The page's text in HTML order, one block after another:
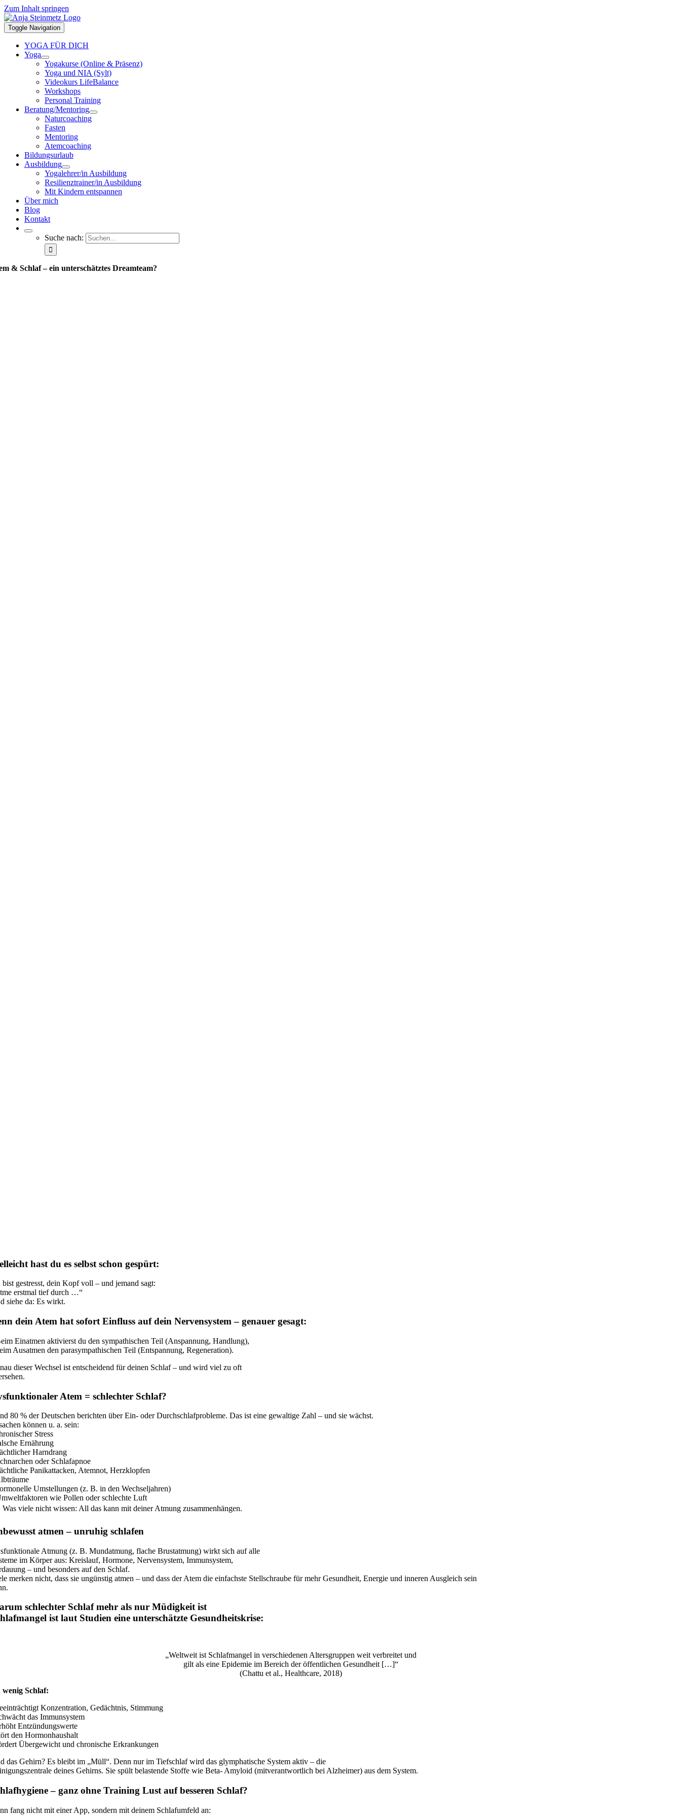
Zum Inhalt springen
Toggle Navigation
YOGA FÜR DICH
Yoga
Yogakurse (Online & Präsenz)
Yoga und NIA (Sylt)
Videokurs LifeBalance
Workshops
Personal Training
Beratung/Mentoring
Naturcoaching
Fasten
Mentoring
Atemcoaching
Bildungsurlaub
Ausbildung
Yogalehrer/in Ausbildung
Resilienztrainer/in Ausbildung
Mit Kindern entspannen
Über mich
Blog
Kontakt
Suche nach:
& Schlaf – ein unterschätztes Dreamteam?
hast du es selbst schon gespürt:
bist gestresst, dein Kopf voll – und jemand sagt:
erstmal tief durch …“
siehe da: Es wirkt.
dein Atem hat sofort Einfluss auf dein Nervensystem – genauer gesagt:
Einatmen aktivierst du den sympathischen Teil (Anspannung, Handlung),
Ausatmen den parasympathischen Teil (Entspannung, Regeneration).
dieser Wechsel ist entscheidend für deinen Schlaf – und wird viel zu oft
Atem = schlechter Schlaf?
80 % der Deutschen berichten über Ein- oder Durchschlafprobleme. Das ist eine gewaltige Zahl – und sie wächst.
können u. a. sein:
Stress
Ernährung
Harndrang
oder Schlafapnoe
Panikattacken, Atemnot, Herzklopfen
Umstellungen (z. B. in den Wechseljahren)
wie Pollen oder schlechte Luft
viele nicht wissen: All das kann mit deiner Atmung zusammenhängen.
atmen – unruhig schlafen
Atmung (z. B. Mundatmung, flache Brustatmung) wirkt sich auf alle
im Körper aus: Kreislauf, Hormone, Nervensystem, Immunsystem,
– und besonders auf den Schlaf.
merken nicht, dass sie ungünstig atmen – und dass der Atem die einfachste Stellschraube für mehr Gesundheit, Energie und inneren Ausgleich sein
schlechter Schlaf mehr als nur Müdigkeit ist
ist laut Studien eine unterschätzte Gesundheitskrise:
„Weltweit ist Schlafmangel in verschiedenen Altersgruppen weit verbreitet und
gilt als eine Epidemie im Bereich der öffentlichen Gesundheit […]“
(Chattu et al., Healthcare, 2018)
wenig Schlaf:
Konzentration, Gedächtnis, Stimmung
das Immunsystem
Entzündungswerte
den Hormonhaushalt
Übergewicht und chronische Erkrankungen
das Gehirn? Es bleibt im „Müll“. Denn nur im Tiefschlaf wird das glymphatische System aktiv – die
deines Gehirns. Sie spült belastende Stoffe wie Beta- Amyloid (mitverantwortlich bei Alzheimer) aus dem System.
– ganz ohne Training Lust auf besseren Schlaf?
fang nicht mit einer App, sondern mit deinem Schlafumfeld an: